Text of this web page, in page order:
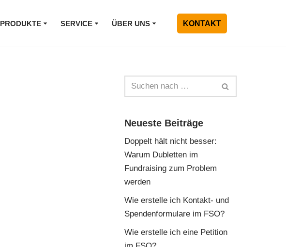
PRODUKTE SERVICE ÜBER UNS KONTAKT
Neueste Beiträge
Doppelt hält nicht besser:
Warum Dubletten im
Fundraising zum Problem
werden
Wie erstelle ich Kontakt- und
Spendenformulare im FSO?
Wie erstelle ich eine Petition